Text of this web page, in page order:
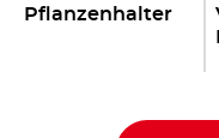
Pflanzenhalter